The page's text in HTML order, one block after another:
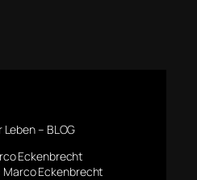
Leben – BLOG
Eckenbrecht
Marco Eckenbrecht